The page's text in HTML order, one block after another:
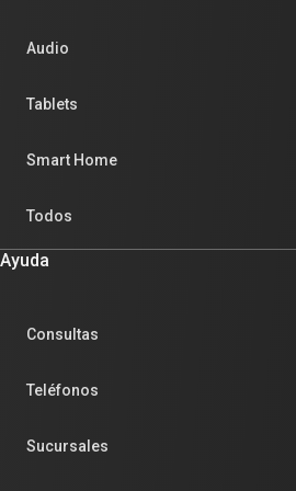
Audio
Tablets
Smart Home
Todos
Ayuda
Consultas
Teléfonos
Sucursales